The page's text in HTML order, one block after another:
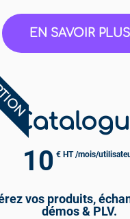
EN SAVOIR PLUS
10 € HT /mois/
vos produits,
démos & PLV.